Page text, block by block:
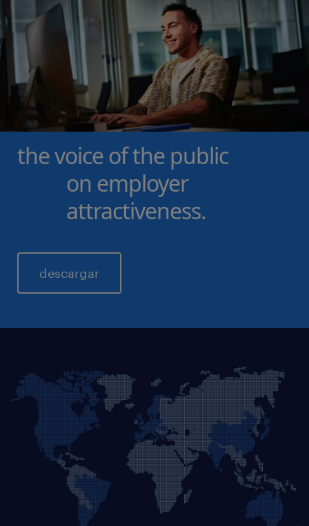
the voice of the public
on employer
attractiveness.
descargar